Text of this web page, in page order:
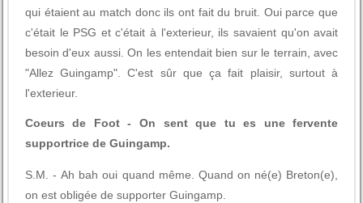
qui étaient au match donc ils ont fait du bruit. Oui parce que
c'était le PSG et c'était à l'exterieur, ils savaient qu'on avait
besoin d'eux aussi. On les entendait bien sur le terrain, avec
"Allez Guingamp". C'est sûr que ça fait plaisir, surtout à
l'exterieur.
Coeurs de Foot - On sent que tu es une fervente
supportrice de Guingamp.
S.M. - Ah bah oui quand même. Quand on né(e) Breton(e),
on est obligée de supporter Guingamp.